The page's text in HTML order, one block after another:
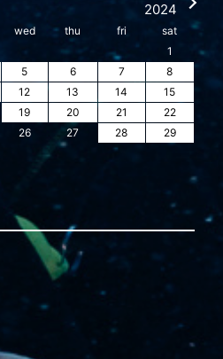
2024
wed thu fri
sat
1
5 6 7
8
12 13 14
15
19 20 21
22
26 27 28
29